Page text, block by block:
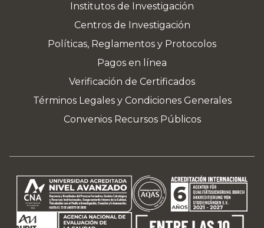
Institutos de Investigación
Centros de Investigación
Políticas, Reglamentos y Protocolos
Pagos en línea
Verificación de Certificados
Términos Legales y Condiciones Generales
Convenios Recursos Públicos